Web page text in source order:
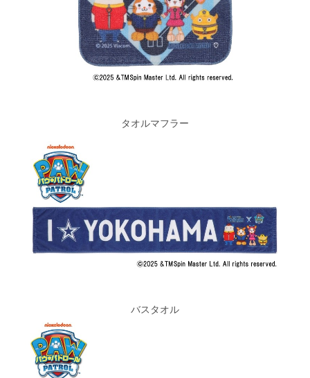
タオルマフラー
バスタオル